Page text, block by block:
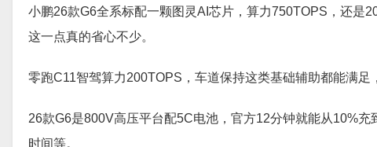
小鹏26款G6全系标配一颗图灵AI芯片，算力750TOPS，还是
这一点真的省心不少。
零跑C11智驾算力200TOPS，车道保持这类基础辅助都能满
26款G6是800V高压平台配5C电池，官方12分钟就能从10%
时间等。